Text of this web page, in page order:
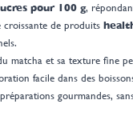
pour 100 g,
croissante de produits
matcha et sa texture fine
facile dans des
gourmandes,